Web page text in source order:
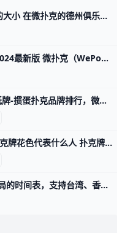
微扑克德州俱乐部约局的大小 在微扑克的德州俱乐部中，约局的大小通常取决于多个因素，包括玩家的资金实力、俱乐部的规则以及所选择的游戏类型。以下是一些关于微扑克德州俱乐部约
微扑克下载与安装方法2024最新版 微扑克（WePoker）是一款流行的德州扑克应用程序，可以在多个平台上下载和安装。以下是下载和安装微扑克的主要方法： 安卓设备安装 安卓用户可以
2024年扑克十大品牌 纸牌-掼蛋扑克品牌排行，微扑克牌哪个牌子好 2024年扑克十大品牌 十大扑克品牌排行榜，纸牌-掼蛋扑克品牌排行，扑克牌哪个牌子好 扑克什么牌子好？经专业评测的2024年扑克十大品牌名单发布
扑克牌花色大小顺序 扑克牌花色代表什么人 扑克牌分为四种花色：黑桃、方块、梅花和红桃，但各国人民都以本国民族文化对四种花色给予不同的文化阐述，比如说，中国人将四种花色理解为春、夏、秋
wepoker国内各省约私局的时间表，支持台湾、香港、澳门 WePoker（中文名：微扑克）是一个在线德州扑克平台，俱乐部提供各种级别的约局服务。WePoker的约私局时间表大致如下：本俱乐部支持台湾